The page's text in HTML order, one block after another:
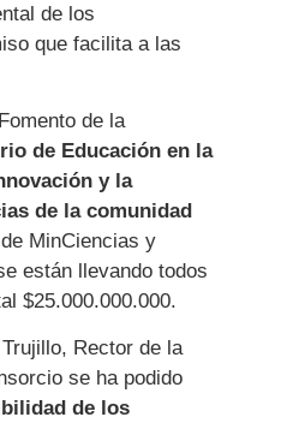
de los
que facilita a las
de la
de Educación en la
y la
de la comunidad
MinCiencias y
están llevando todos
$25.000.000.000.
Rector de la
se ha podido
de los